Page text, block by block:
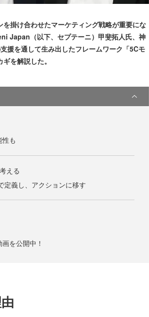
掛け合わせたマーケティング戦略が重要にな
Japan（以下、セプテーニ）甲斐拓人氏、神
援を通して生み出したフレームワーク「5Cモ
を解説した。
も
える
定義し、アクションに移す
を公開中！